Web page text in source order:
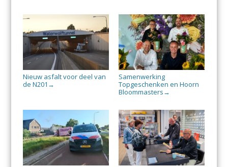
Nieuw asfalt voor deel van
de N201 →
Samenwerking
Topgeschenken en Hoorn
Bloommasters →